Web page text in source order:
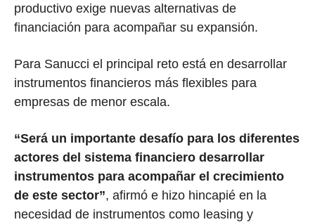
productivo exige nuevas alternativas de
financiación para acompañar su expansión.
Para Sanucci el principal reto está en desarrollar
instrumentos financieros más flexibles para
empresas de menor escala.
“Será un importante desafío para los diferentes
actores del sistema financiero desarrollar
instrumentos para acompañar el crecimiento
de este sector”, afirmó e hizo hincapié en la
necesidad de instrumentos como leasing y